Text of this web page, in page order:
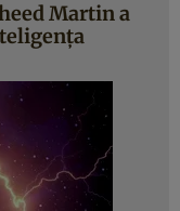
Martin a